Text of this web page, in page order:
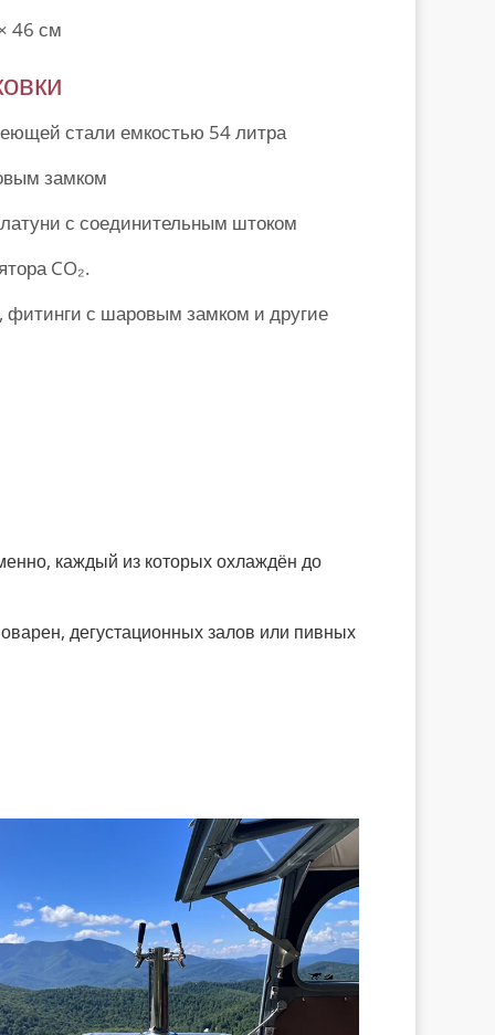
46 см
стали емкостью 54 литра
замком
с соединительным штоком
CO₂.
фитинги с шаровым замком и другие
каждый из которых охлаждён до
дегустационных залов или пивных